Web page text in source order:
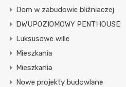
Dom w zabudowie bliźniaczej
DWUPOZIOMOWY PENTHOUSE
Luksusowe wille
Mieszkania
Mieszkania
Nowe projekty budowlane